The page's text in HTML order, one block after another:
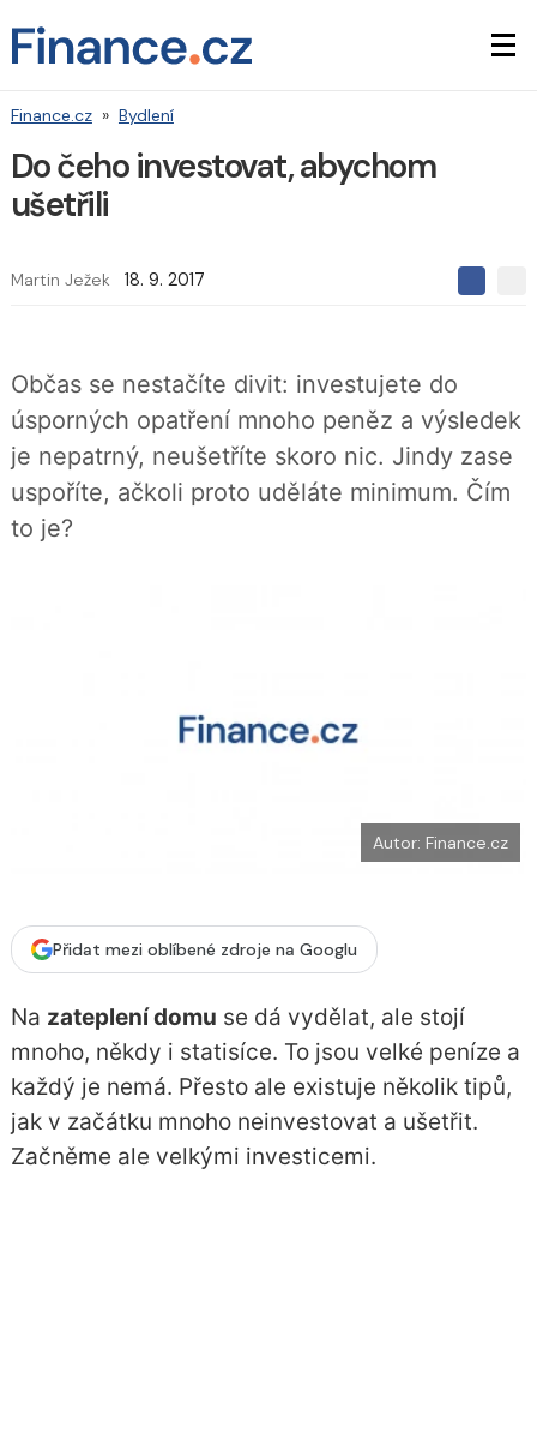
Finance.cz » Bydlení
Do čeho investovat, abychom
ušetřili
Martin Ježek 18. 9. 2017
S
l
e
t
S
e
a
F
a
t
e
a
Občas se nestačíte divit: investujete do
úsporných opatření mnoho peněz a výsledek
je nepatrný, neušetříte skoro nic. Jindy zase
uspoříte, ačkoli proto uděláte minimum. Čím
to je?
Autor: Finance.cz
Přidat mezi oblíbené zdroje na Googlu
Na zateplení domu se dá vydělat, ale stojí
mnoho, někdy i statisíce. To jsou velké peníze a
každý je nemá. Přesto ale existuje několik tipů,
jak v začátku mnoho neinvestovat a ušetřit.
Začněme ale velkými investicemi.